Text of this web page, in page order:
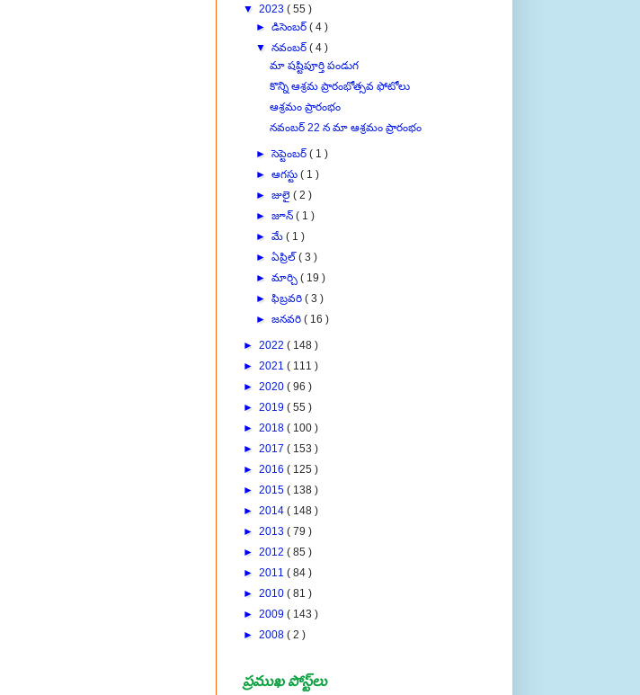
►డిసెంబర్( 4 )
▼నవంబర్( 4 )
మా షష్టిపూర్తి పండుగ
కొన్ని ఆశ్రమ ప్రారంభోత్సవ ఫోటోలు
ఆశ్రమం ప్రారంభం
నవంబర్ 22 న మా ఆశ్రమం ప్రారంభం
►ఆగస్టు( 1 )
►జులై( 2 )
►జూన్( 1 )
►మే( 1 )
►ఏప్రిల్ ( 3 )
►మార్చి( 19 )
►ఫిబ్రవరి ( 3 )
►జనవరి ( 16 )
( 148 )
► 2021 ( 111 )
► 2020 ( 96 )
► 2019 ( 55 )
► 2018 ( 100 )
► 2017 ( 153 )
► 2016 ( 125 )
► 2015 ( 138 )
► 2014 ( 148 )
► 2013 ( 79 )
► 2012 ( 85 )
► 2011 ( 84 )
► 2010 ( 81 )
► 2009 ( 143 )
► 2008 ( 2 )